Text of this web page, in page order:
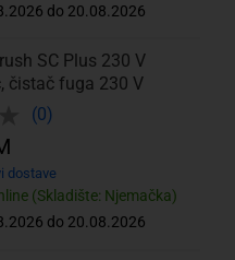
do 20.08.2026
SC Plus 230 V
čistač fuga 230 V
(0)
(Skladište: Njemačka)
do 20.08.2026
dostave